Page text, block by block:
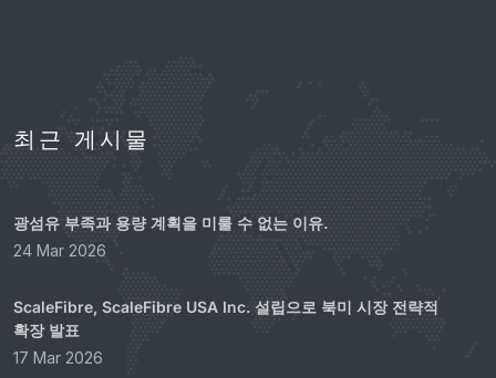
최근 게시물
광섬유 부족과 용량 계획을 미룰 수 없는 이유.
24 Mar 2026
ScaleFibre, ScaleFibre USA Inc. 설립으로 북미 시장 전략적
확장 발표
17 Mar 2026